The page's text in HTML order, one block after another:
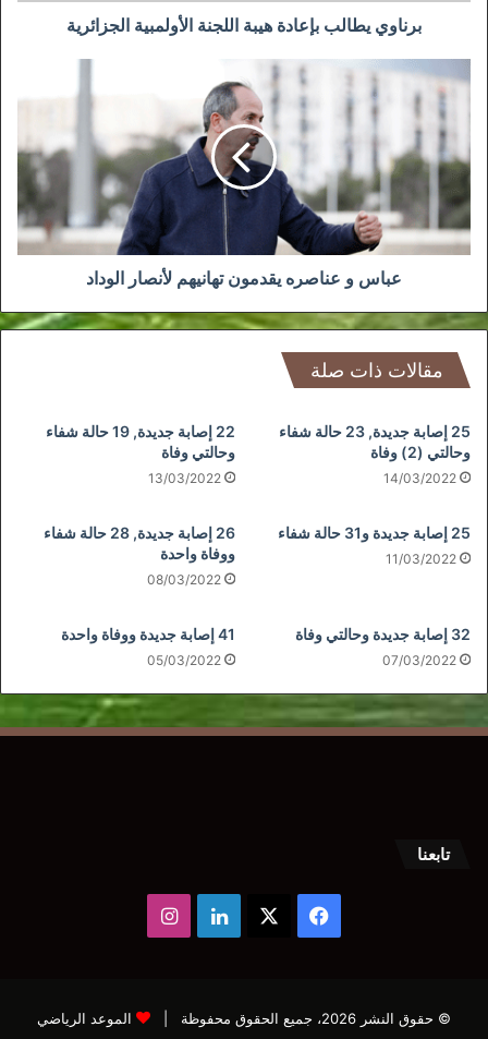
برناوي يطالب بإعادة هيبة اللجنة الأولمبية الجزائرية
عناصره
يقدمون
تهانيهم
لأنصار
الوداد
عباس و عناصره يقدمون تهانيهم لأنصار الوداد
مقالات ذات صلة
25 إصابة جديدة, 23 حالة شفاء
وحالتي (2) وفاة
14/03/2022
22 إصابة جديدة, 19 حالة شفاء
وحالتي وفاة
13/03/2022
25 إصابة جديدة و31 حالة شفاء
11/03/2022
26 إصابة جديدة, 28 حالة شفاء
ووفاة واحدة
08/03/2022
32 إصابة جديدة وحالتي وفاة
07/03/2022
41 إصابة جديدة ووفاة واحدة
05/03/2022
تابعنا
فيسبوك لينكدإنانستقرام
© حقوق النشر 2026، جميع الحقوق محفوظة | الموعد الرياضي